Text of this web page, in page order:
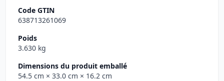
Code GTIN
638713261069
Poids
3.630 kg
Dimensions du produit emballé
54.5 cm × 33.0 cm × 16.2 cm